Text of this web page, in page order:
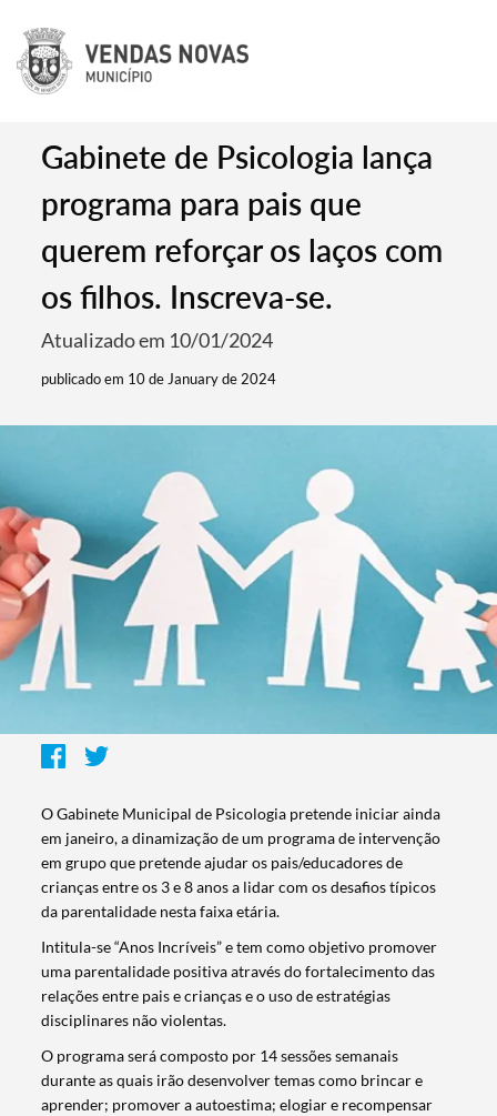
Gabinete de Psicologia lança
programa para pais que
querem reforçar os laços com
os filhos. Inscreva-se.
Atualizado em 10/01/2024
publicado em 10 de January de 2024
O Gabinete Municipal de Psicologia pretende iniciar ainda
em janeiro, a dinamização de um programa de intervenção
em grupo que pretende ajudar os pais/educadores de
crianças entre os 3 e 8 anos a lidar com os desafios típicos
da parentalidade nesta faixa etária.
Intitula-se “Anos Incríveis” e tem como objetivo promover
uma parentalidade positiva através do fortalecimento das
relações entre pais e crianças e o uso de estratégias
disciplinares não violentas.
O programa será composto por 14 sessões semanais
durante as quais irão desenvolver temas como brincar e
aprender; promover a autoestima; elogiar e recompensar